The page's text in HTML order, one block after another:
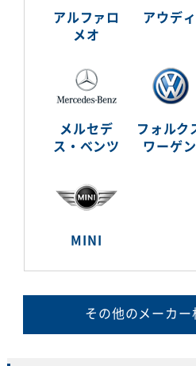
アルファロ
メオ
アウディ
メルセデ
ス・ベンツ
フォルク
ワーゲン
MINI
その他のメーカー